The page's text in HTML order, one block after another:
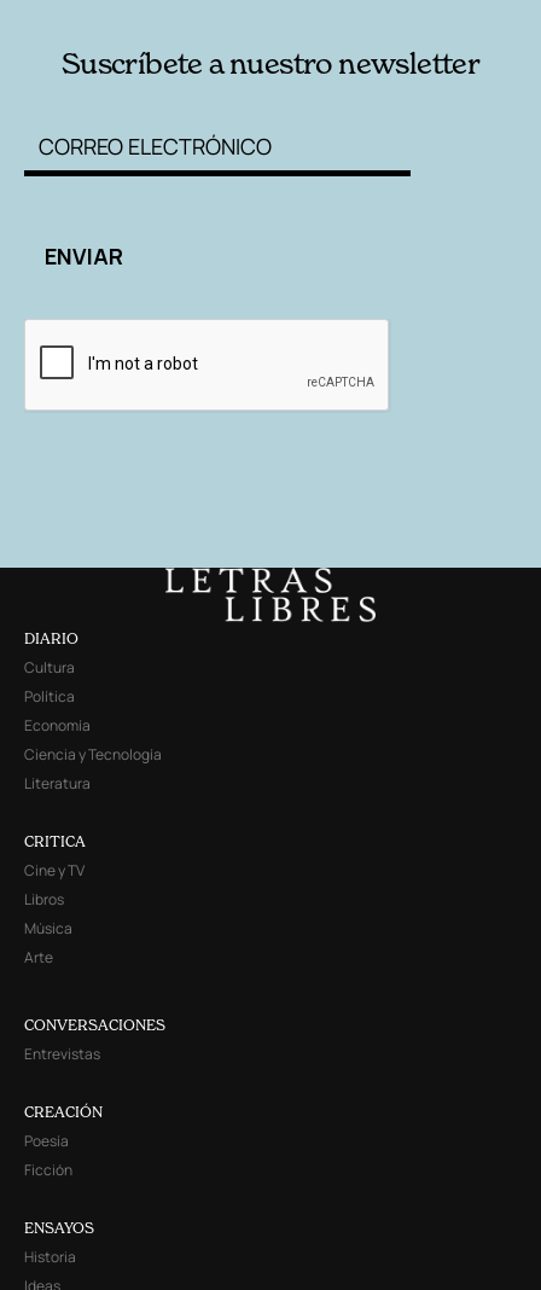
Suscríbete a nuestro newsletter
DIARIO
Cultura
Política
Economía
Ciencia y Tecnología
Literatura
CRITICA
Cine y TV
Libros
Música
Arte
CONVERSACIONES
Entrevistas
CREACIÓN
Poesía
Ficción
ENSAYOS
Historia